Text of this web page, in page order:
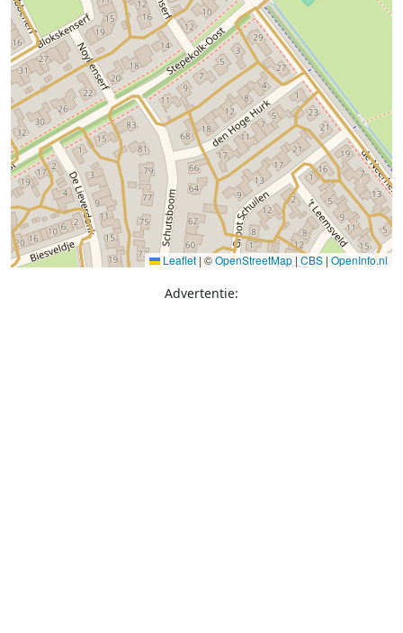
Leaflet | ©OpenStreetMap | CBS | OpenInfo.nl
Advertentie: